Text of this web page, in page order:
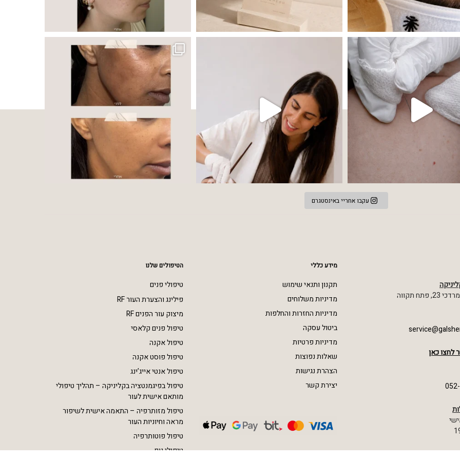
שהעור פשוט צריך לעצור רגע, לנשום ולהתאזן תהליך אחד שיכול לעשות הבדל גדול במראה ובאיכות העור
עקבו אחריי באינסטגרם
תקווה
לחצו כאן
מידע כללי
תקנון ותנאי שימוש
מדיניות משלוחים
מדיניות החזרות והחלפות
ביטול עסקה
מדיניות פרטיות
שאלות נפוצות
הצהרת נגישות
יצירת קשר
הטיפולים שלנו
טיפולי פנים
פילינג והצערת העור RF
מיצוק עור הפנים RF
טיפול פנים קלאסי
טיפול אקנה
טיפול פוסט אקנה
טיפול אנטי אייג’ינג
טיפול בפיגמנטציה בקליניקה – תהליך טיפולי
מותאם אישית לעור
טיפול מזותרפיה – התאמה אישית לשיפור
מראה וחיוניות העור
טיפול פוטותרפיה
טיפולי גוף